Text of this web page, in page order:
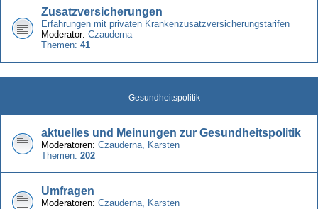
Zusatzversicherungen
Erfahrungen mit privaten Krankenzusatzversicherungstarifen
Moderator: Czauderna
Themen: 41
Gesundheitspolitik
aktuelles und Meinungen zur Gesundheitspolitik
Moderatoren: Czauderna, Karsten
Themen: 202
Umfragen
Moderatoren: Czauderna, Karsten